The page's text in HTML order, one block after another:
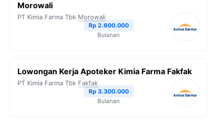
Morowali
PT Kimia Farma Tbk Morowali
Rp 2.600.000
Bulanan
Lowongan Kerja Apoteker Kimia Farma Fakfak
PT Kimia Farma Tbk Fakfak
Rp 3.300.000
Bulanan